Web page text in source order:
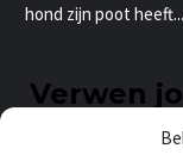
hond zijn poot heeft...
Verwen
Met deze